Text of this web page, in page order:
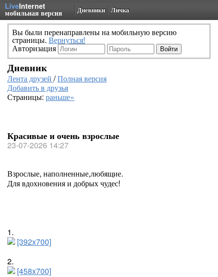
LiveInternet
мобильная версия Дневники Личка
Вы были перенаправлены на мобильную версию
страницы. Вернуться!
Авторизация
Дневник
Лента друзей /Полная версия
Добавить в друзья
Страницы: раньше»
Красивые и очень взрослые
23-07-2026 14:27
Взрослые, наполненные,любящие.
Для вдохновения и добрых чудес!
1.
[392x700]
2.
[458x700]